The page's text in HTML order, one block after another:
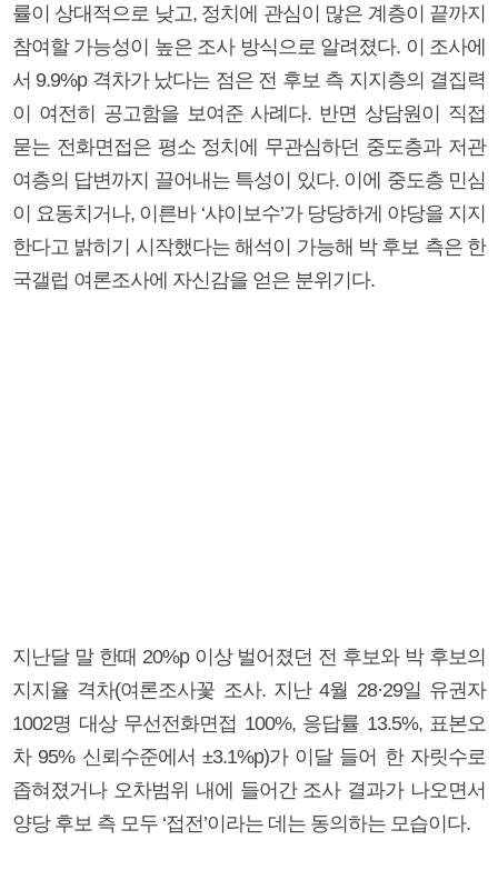
률이 상대적으로 낮고, 정치에 관심이 많은 계층이 끝까지
참여할 가능성이 높은 조사 방식으로 알려졌다. 이 조사에
서 9.9%p 격차가 났다는 점은 전 후보 측 지지층의 결집력
이 여전히 공고함을 보여준 사례다. 반면 상담원이 직접
묻는 전화면접은 평소 정치에 무관심하던 중도층과 저관
여층의 답변까지 끌어내는 특성이 있다. 이에 중도층 민심
이 요동치거나, 이른바 ‘샤이보수’가 당당하게 야당을 지지
한다고 밝히기 시작했다는 해석이 가능해 박 후보 측은 한
국갤럽 여론조사에 자신감을 얻은 분위기다.
지난달 말 한때 20%p 이상 벌어졌던 전 후보와 박 후보의
지지율 격차(여론조사꽃 조사. 지난 4월 28·29일 유권자
1002명 대상 무선전화면접 100%, 응답률 13.5%, 표본오
차 95% 신뢰수준에서 ±3.1%p)가 이달 들어 한 자릿수로
좁혀졌거나 오차범위 내에 들어간 조사 결과가 나오면서
양당 후보 측 모두 ‘접전’이라는 데는 동의하는 모습이다.